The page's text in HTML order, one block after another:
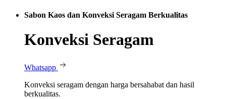
Sabon Kaos dan Konveksi Seragam Berkualitas
Konveksi Seragam
Whatsapp
Konveksi seragam dengan harga bersahabat dan hasil
berkualitas.